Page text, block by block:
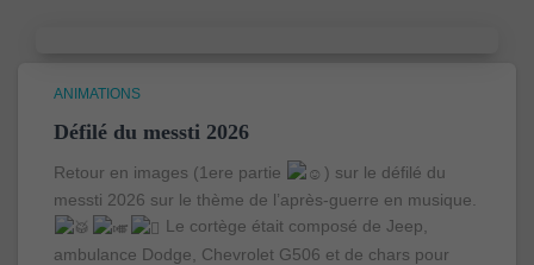
ANIMATIONS
Défilé du messti 2026
Retour en images (1ere partie
) sur le défilé du
messti 2026 sur le thème de l’après-guerre en musique.
Le cortège était composé de Jeep,
ambulance Dodge, Chevrolet G506 et de chars pour